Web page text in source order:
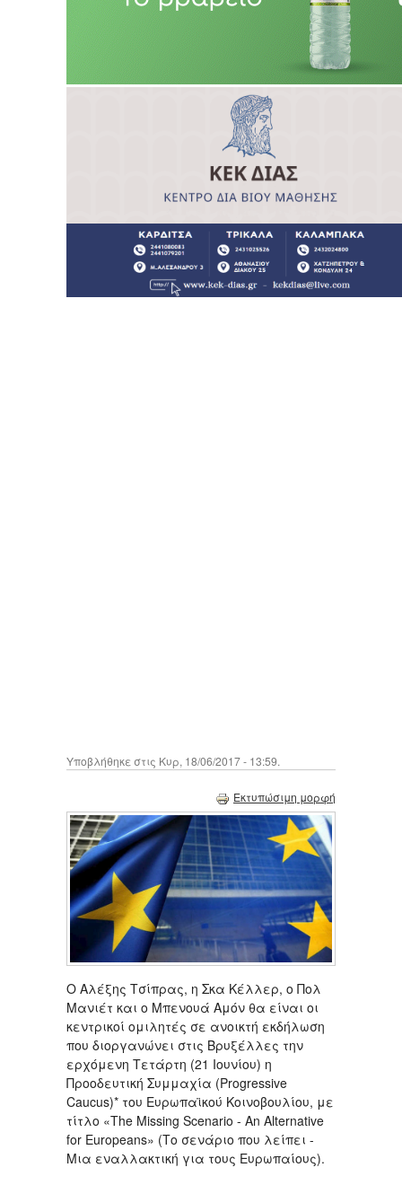
Υποβλήθηκε στις Κυρ, 18/06/2017 - 13:59.
Εκτυπώσιμη μορφή
Ο Αλέξης Τσίπρας, η Σκα Κέλλερ, ο Πολ
Μανιέτ και ο Μπενουά Αμόν θα είναι οι
κεντρικοί ομιλητές σε ανοικτή εκδήλωση
που διοργανώνει στις Βρυξέλλες την
ερχόμενη Τετάρτη (21 Ιουνίου) η
Προοδευτική Συμμαχία (Progressive
Caucus)* του Ευρωπαϊκού Κοινοβουλίου, με
τίτλο «Τhe Missing Scenario - Αn Alternative
for Europeans» (Το σενάριο που λείπει -
Μια εναλλακτική για τους Ευρωπαίους).